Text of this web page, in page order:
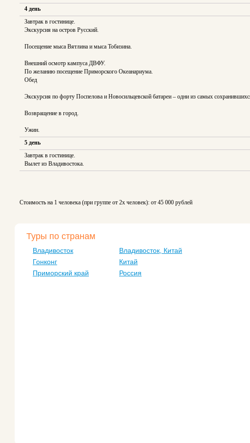
4 день
Завтрак в гостинице.
Экскурсия на остров Русский.
Посещение мыса Вятлина и мыса Тобизина.
Внешний осмотр кампуса ДВФУ.
По желанию посещение Приморского Океанариума.
Обед
Экскурсия по форту Поспелова и Новосильцевской батареи – одни из самых
Возвращение в город.
Ужин.
5 день
Завтрак в гостинице.
Вылет из Владивостока.
Стоимость на 1 человека (при группе от 2х человек): от 45 000 рублей
Туры по странам
Владивосток
Владивосток, Китай
Гонконг
Китай
Приморский край
Россия